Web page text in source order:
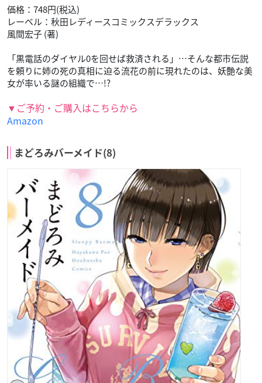
価格：748円(税込)
レーベル：秋田レディースコミックスデラックス
風間宏子 (著)
「黒電話のダイヤル0を回せば救済される」…そんな都市伝説
を頼りに姉の死の真相に迫る流花の前に現れたのは、妖艶な美
女が率いる謎の組織で…!?
▼ご予約・ご購入はこちらから
Amazon
まどろみバーメイド(8)